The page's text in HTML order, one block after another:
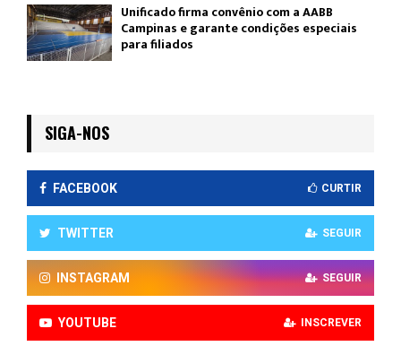
Unificado firma convênio com a AABB
Campinas e garante condições especiais
para filiados
SIGA-NOS
FACEBOOK CURTIR
TWITTER SEGUIR
INSTAGRAM SEGUIR
YOUTUBE INSCREVER